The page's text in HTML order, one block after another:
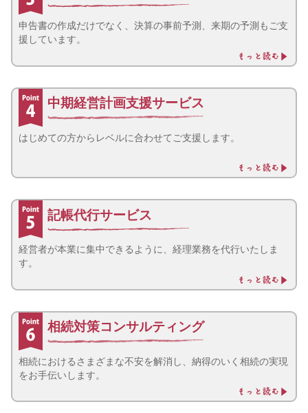
申告書の作成だけでなく、決算の事前予測、来期の予測もご支
援しています。
中期経営計画支援サービス
はじめての方からレベルに合わせてご支援します。
記帳代行サービス
経営者が本業に集中できるように、経理業務を代行いたしま
す。
相続対策コンサルティング
相続におけるさまざまな不安を解消し、納得のいく相続の実現
をお手伝いします。